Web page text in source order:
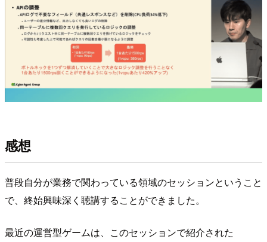
感想
普段自分が業務で関わっている領域のセッションということ
で、終始興味深く聴講することができました。
最近の運営型ゲームは、このセッションで紹介された